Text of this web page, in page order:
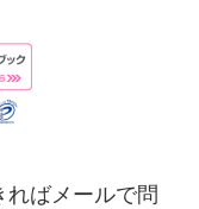
ばメールで問